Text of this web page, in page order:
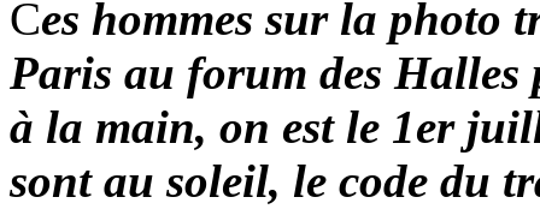
Ces hommes sur la photo
Paris au forum des Halles
à la main, on est le 1er
sont au soleil, le code du